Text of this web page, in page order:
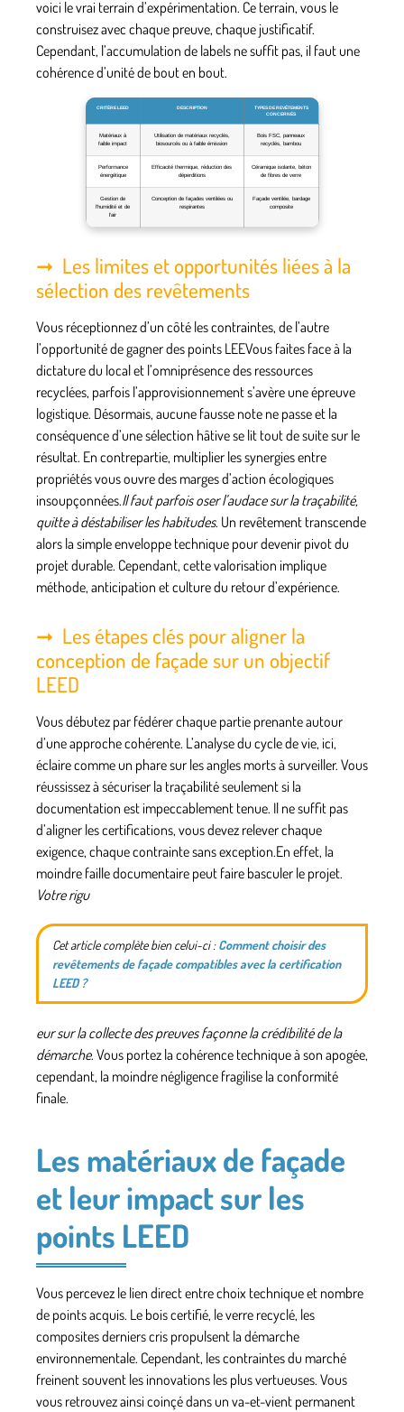
voici le vrai terrain d’expérimentation. Ce terrain, vous le
construisez avec chaque preuve, chaque justificatif.
Cependant, l’accumulation de labels ne suffit pas, il faut une
cohérence d’unité de bout en bout.
CRITÈRE LEED DESCRIPTION
TYPES DE REVÊTEMENTS
CONCERNÉS
Matériaux à
faible impact
Utilisation de matériaux recyclés,
biosourcés ou à faible émission
Bois FSC, panneaux
recyclés, bambou
Performance
énergétique
Efficacité thermique, réduction des
déperditions
Céramique isolante, béton
de fibres de verre
Gestion de
l’humidité et de
l’air
Conception de façades ventilées ou
respirantes
Façade ventilée, bardage
composite
Les limites et opportunités liées à la
sélection des revêtements
Vous réceptionnez d’un côté les contraintes, de l’autre
l’opportunité de gagner des points LEEVous faites face à la
dictature du local et l’omniprésence des ressources
recyclées, parfois l’approvisionnement s’avère une épreuve
logistique. Désormais, aucune fausse note ne passeet la
conséquence d’une sélection hâtive se lit tout de suite sur le
résultat. En contrepartie, multiplier les synergies entre
propriétés vous ouvre des marges d’action écologiques
insoupçonnées.Il faut parfois oser l’audace sur la traçabilité,
quitte à déstabiliser les habitudes. Un revêtement transcende
alors la simple enveloppe technique pour devenir pivot du
projet durable. Cependant, cette valorisation implique
méthode, anticipation et culture du retour d’expérience.
Les étapes clés pour aligner la
conception de façade sur un objectif
LEED
Vous débutez par fédérer chaque partie prenante autour
d’une approche cohérente. L’analyse du cycle de vie, ici,
éclaire comme un phare sur les angles morts à surveiller. Vous
réussissez à sécuriser la traçabilité seulement si la
documentation est impeccablement tenue. Il ne suffit pas
d’aligner les certifications, vous devez relever chaque
exigence, chaque contrainte sans exception.En effet, la
moindre faille documentaire peut faire basculer le projet.
Votre rigu
Cet article complète bien celui-ci :Comment choisir des
revêtements de façade compatibles avec la certification
LEED ?
eur sur la collecte des preuves façonne la crédibilité de la
démarche. Vous portez la cohérence technique à son apogée,
cependant, la moindre négligence fragilise la conformité
finale.
Les matériaux de façade
et leur impact sur les
points LEED
Vous percevez le lien direct entre choix technique et nombre
de points acquis. Le bois certifié, le verre recyclé, les
composites derniers cris propulsent la démarche
environnementale. Cependant, les contraintes du marché
freinent souvent les innovations les plus vertueuses. Vous
vous retrouvez ainsi coinçé dans un va-et-vient permanent